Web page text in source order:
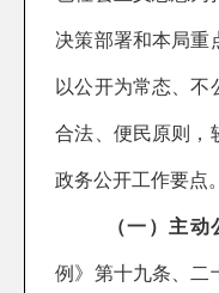
决策部署和本局重
以公开为常态、不
合法、便民原则，
政务公开工作要点。
（一）主动
例》第十九条、二